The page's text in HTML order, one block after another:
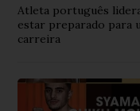
Atleta português
estar preparado para
carreira